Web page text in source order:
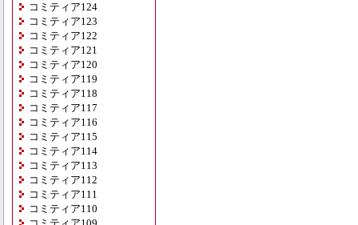
コミティア124
コミティア123
コミティア122
コミティア121
コミティア120
コミティア119
コミティア118
コミティア117
コミティア116
コミティア115
コミティア114
コミティア113
コミティア112
コミティア111
コミティア110